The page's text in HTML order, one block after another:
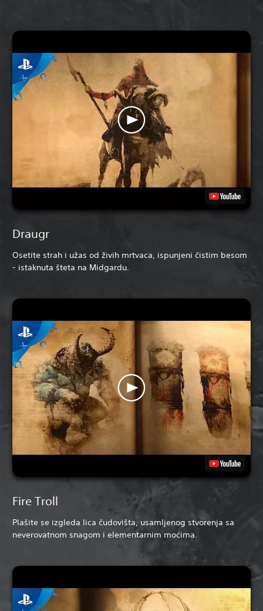
Draugr
Osetite strah i užas od živih mrtvaca, ispunjeni čistim besom
- istaknuta šteta na Midgardu.
Fire Troll
Plašite se izgleda lica čudovišta, usamljenog stvorenja sa
neverovatnom snagom i elementarnim moćima.